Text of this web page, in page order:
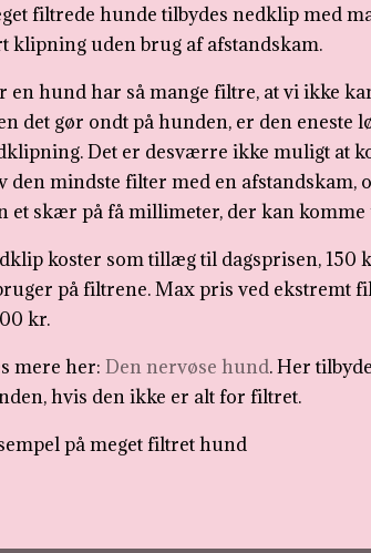
filtrede hunde tilbydes nedklip med
klipning uden brug af afstandskam.
en hund har så mange filtre, at vi ikke
det gør ondt på hunden, er den eneste
Det er desværre ikke muligt at
den mindste filter med en afstandskam,
et skær på få millimeter, der kan
koster som tillæg til dagsprisen, 150
på filtrene. Max pris ved ekstremt
kr.
mere her:Den nervøse hund. Her
hvis den ikke er alt for filtret.
på meget filtret hund